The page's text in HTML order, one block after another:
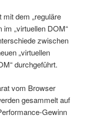
dem „reguläre
„virtuellen DOM“
zwischen
„virtuellen
durchgeführt.
vom Browser
gesammelt auf
Gewinn